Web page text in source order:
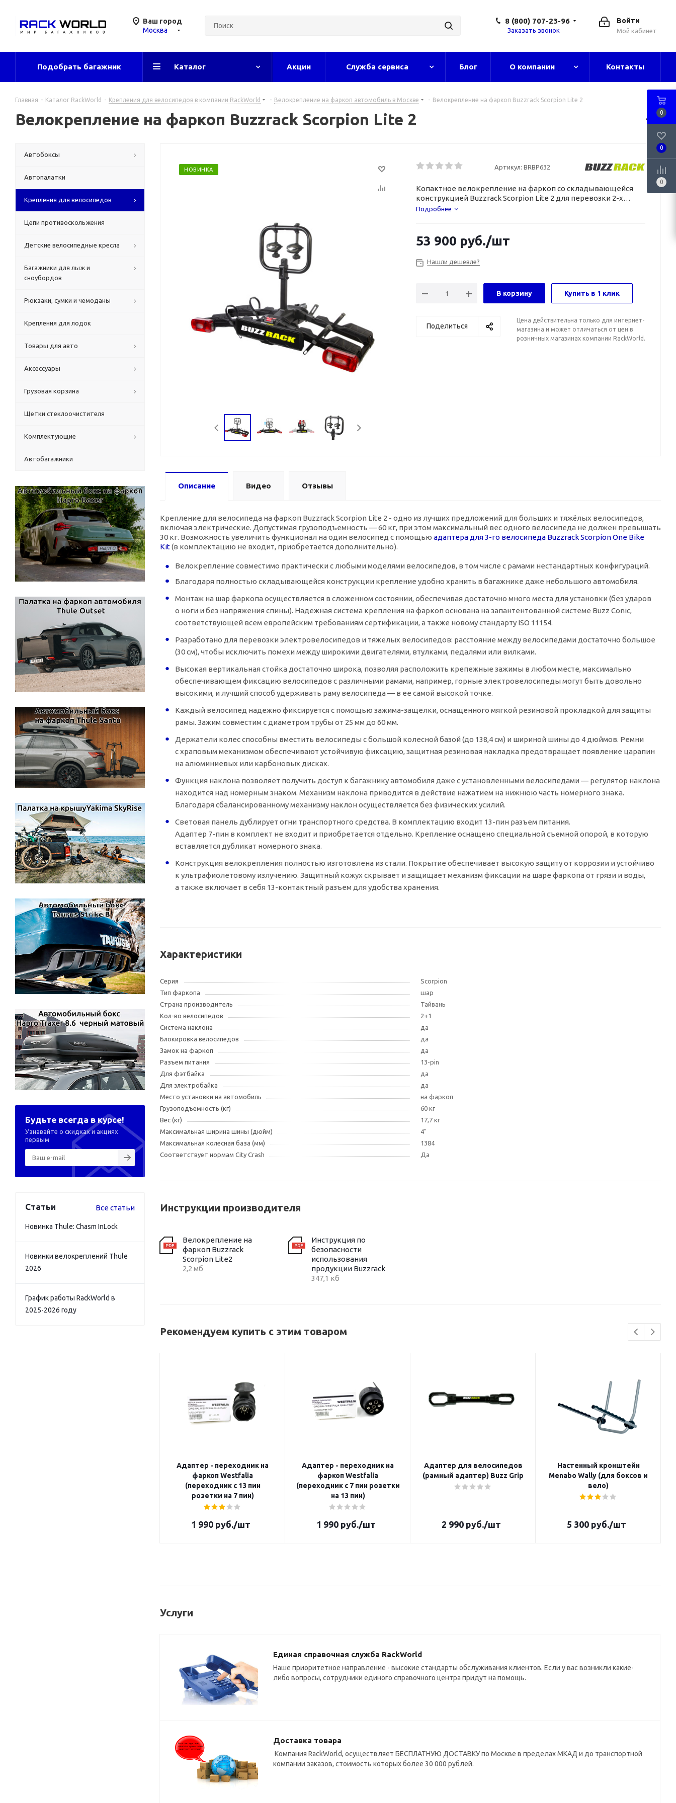
Ваш город
Москва
Войти
Мой кабинет
8 (800) 707-23-96
Заказать звонок
Подобрать багажник Каталог Акции Служба сервиса Блог О компании Контакты
Главная - Каталог RackWorld - Крепления для велосипедов в компании RackWorld - Велокрепление на фаркоп автомобиль в Москве - Велокрепление на фаркоп Buzzrack Scorpion Lite 2
Велокрепление на фаркоп Buzzrack Scorpion Lite 2
НОВИНКА Артикул: BRBP632
Копактное велокрепление на фаркоп со складывающейся
конструкцией Buzzrack Scorpion Lite 2 для перевозки 2-х
электробайков.
Подробнее
53 900 руб./шт
Нашли дешевле?
В корзину Купить в 1 клик
Поделиться
Цена действительна только для интернет-
магазина и может отличаться от цен в
розничных магазинах компании RackWorld.
Описание Видео Отзывы
Крепление для велосипеда на фаркоп Buzzrack Scorpion Lite 2 - одно из лучших предложений для больших и тяжёлых велосипедов,
включая электрические. Допустимая грузоподъемность — 60 кг, при этом максимальный вес одного велосипеда не должен превышать
30 кг. Возможность увеличить функционал на один велосипед с помощью адаптера для3-го велосипеда Buzzrack Scorpion One Bike
Kit(в комплектацию не входит, приобретается дополнительно).
Велокрепление совместимо практически с любыми моделями велосипедов, в том числе с рамами нестандартных конфигураций.
Благодаря полностью складывающейся конструкции крепление удобно хранить в багажнике даже небольшого автомобиля.
Монтаж на шар фаркопа осуществляется в сложенном состоянии, обеспечивая достаточно много места для установки (без ударов
о ноги и без напряжения спины). Надежная система крепления на фаркоп основана на запантентованной системе Buzz Conic,
соответствующей всем европейским требованиям сертификации, а также новому стандарту ISO 11154.
Разработано для перевозки электровелосипедов и тяжелых велосипедов: расстояние между велосипедами достаточно большое
(30 см), чтобы исключить помехи между широкими двигателями, втулками, педалями или вилками.
Высокая вертикальная стойка достаточно широка, позволяя расположить крепежные зажимы в любом месте, максимально
обеспечивающем фиксацию велосипедов с различными рамами, например, горные электровелосипеды могут быть довольно
высокими, и лучший способ удерживать раму велосипеда — в ее самой высокой точке.
Каждый велосипед надежно фиксируется с помощью зажима-защелки, оснащенного мягкой резиновой прокладкой для защиты
рамы. Зажим совместим с диаметром трубы от 25 мм до 60 мм.
Держатели колес способны вместить велосипеды с большой колесной базой (до 138,4 см) и шириной шины до 4 дюймов. Ремни
с храповым механизмом обеспечивают устойчивую фиксацию, защитная резиновая накладка предотвращает появление царапин
на алюминиевых или карбоновых дисках.
Функция наклона позволяет получить доступ к багажнику автомобиля даже с установленными велосипедами — регулятор наклона
находится над номерным знаком. Механизм наклона приводится в действие нажатием на нижнюю часть номерного знака.
Благодаря сбалансированному механизму наклон осуществляется без физических усилий.
Световая панель дублирует огни транспортного средства. В комплектацию входит 13-пин разъем питания.
Адаптер 7-пин в комплект не входит и приобретается отдельно. Крепление оснащено специальной съемной опорой, в которую
вставляется дубликат номерного знака.
Конструкция велокрепления полностью изготовлена ​​из стали. Покрытие обеспечивает высокую защиту от коррозии и устойчиво
к ультрафиолетовому излучению. Защитный кожух скрывает и защищает механизм фиксации на шаре фаркопа от грязи и воды,
а также включает в себя 13-контактный разъем для удобства хранения.
Характеристики
Серия
Scorpion
Тип фаркопа
шар
Страна производитель
Тайвань
Кол-во велосипедов
2+1
Система наклона
да
Блокировка велосипедов
да
Замок на фаркоп
да
Разъем питания
13-pin
Для фэтбайка
да
Для электробайка
да
Место установки на автомобиль
на фаркоп
Грузоподъемность (кг)
60 кг
Вес (кг)
17,7 кг
Максимальная ширина шины (дюйм)
4"
Максимальная колесная база (мм)
1384
Соответствует нормам City Crash
Да
Инструкции производителя
Велокрепление на
фаркоп Buzzrack
Scorpion Lite2
2,2 мб
Инструкция по
безопасности
использования
продукции Buzzrack
347,1 кб
Рекомендуем купить с этим товаром
Адаптер - переходник на
фаркоп Westfalia
(переходник с 13 пин
розетки на 7 пин)
1 990 руб./шт
Адаптер - переходник на
фаркоп Westfalia
(переходник с 7 пин розетки
на 13 пин)
1 990 руб./шт
Адаптер для велосипедов
(рамный адаптер) Buzz Grip
2 990 руб./шт
Настенный кронштейн
Menabo Wally (для боксов и
вело)
5 300 руб./шт
Услуги
Единая справочная служба RackWorld
Наше приоритетное направление - высокие стандарты обслуживания клиентов. Если у вас возникли какие-
либо вопросы, сотрудники единого справочного центра придут на помощь.
Доставка товара
Компания RackWorld, осуществляет БЕСПЛАТНУЮ ДОСТАВКУ по Москве в пределах МКАД и до транспортной
компании заказов, стоимость которых более 30 000 рублей.
Автобоксы
Автопалатки
Крепления для велосипедов
Цепи противоскольжения
Детские велосипедные кресла
Багажники для лыж и
сноубордов
Рюкзаки, сумки и чемоданы
Крепления для лодок
Товары для авто
Аксессуары
Грузовая корзина
Щетки стеклоочистителя
Комплектующие
Автобагажники
Будьте всегда в курсе!
Узнавайте о скидках и акциях
первым
Статьи Все статьи
Новинка Thule: Chasm InLock
Новинки велокреплений Thule
2026
График работы RackWorld в
2025-2026 году
0
0
0